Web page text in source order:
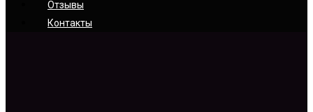
Отзывы
Контакты